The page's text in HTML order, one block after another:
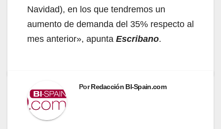
Navidad), en los que tendremos un
aumento de demanda del 35% respecto al
mes anterior», apunta Escribano.
PorRedacción BI-Spain.com